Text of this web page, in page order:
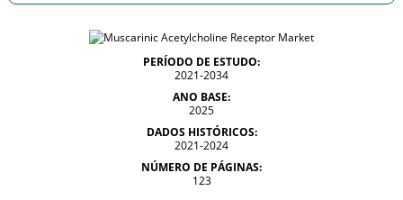
PERÍODO DE ESTUDO:
2021-2034
ANO BASE:
2025
DADOS HISTÓRICOS:
2021-2024
NÚMERO DE PÁGINAS:
123